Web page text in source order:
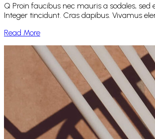
Q Proin faucibus nec mauris a sodales,
Integer tincidunt. Cras dapibus. Vivamus
Read More